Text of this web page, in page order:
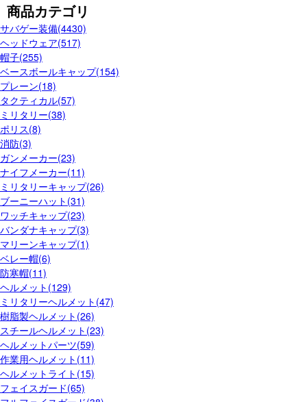
商品カテゴリ
サバゲー装備(4430)
ヘッドウェア(517)
帽子(255)
ベースボールキャップ(154)
プレーン(18)
タクティカル(57)
ミリタリー(38)
ポリス(8)
消防(3)
ガンメーカー(23)
ナイフメーカー(11)
ミリタリーキャップ(26)
ブーニーハット(31)
ワッチキャップ(23)
バンダナキャップ(3)
マリーンキャップ(1)
ベレー帽(6)
防寒帽(11)
ヘルメット(129)
ミリタリーヘルメット(47)
樹脂製ヘルメット(26)
スチールヘルメット(23)
ヘルメットパーツ(59)
作業用ヘルメット(11)
ヘルメットライト(15)
フェイスガード(65)